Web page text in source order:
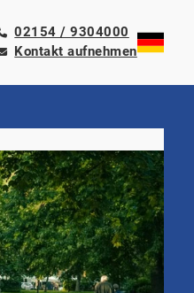
02154 / 9304000
Kontakt aufnehmen